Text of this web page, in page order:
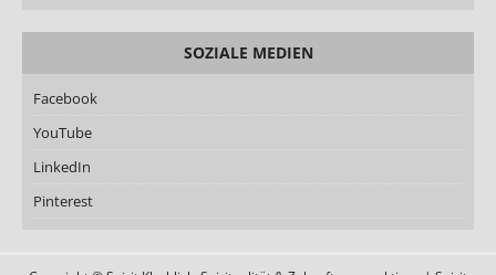
SOZIALE MEDIEN
Facebook
YouTube
LinkedIn
Pinterest